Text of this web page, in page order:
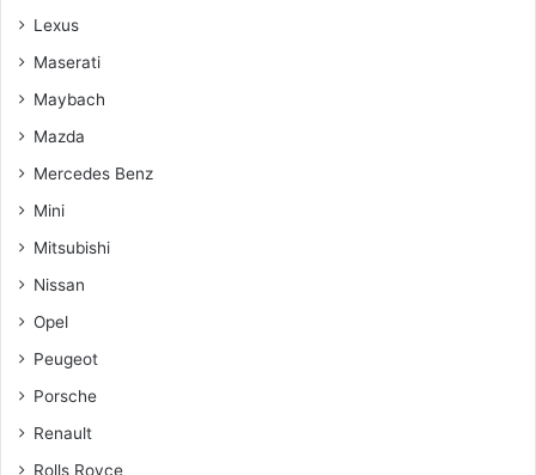
Lexus
Maserati
Maybach
Mazda
Mercedes Benz
Mini
Mitsubishi
Nissan
Opel
Peugeot
Porsche
Renault
Rolls Royce